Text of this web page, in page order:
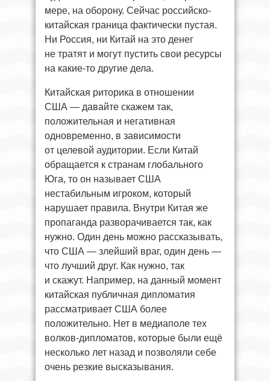
мере, на оборону. Сейчас российско-
китайская граница фактически пустая.
Ни Россия, ни Китай на это денег
не тратят и могут пустить свои ресурсы
на какие-то другие дела.
Китайская риторика в отношении
США — давайте скажем так,
положительная и негативная
одновременно, в зависимости
от целевой аудитории. Если Китай
обращается к странам глобального
Юга, то он называет США
нестабильным игроком, который
нарушает правила. Внутри Китая же
пропаганда разворачивается так, как
нужно. Один день можно рассказывать,
что США — злейший враг, один день —
что лучший друг. Как нужно, так
и скажут. Например, на данный момент
китайская публичная дипломатия
рассматривает США более
положительно. Нет в медиаполе тех
волков-дипломатов, которые были ещё
несколько лет назад и позволяли себе
очень резкие высказывания.